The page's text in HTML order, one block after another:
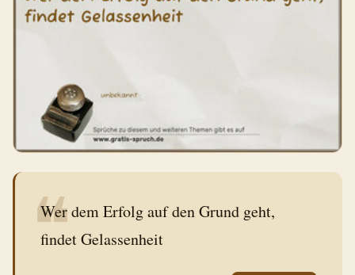
❝
Wer dem Erfolg auf den Grund geht,
findet Gelassenheit